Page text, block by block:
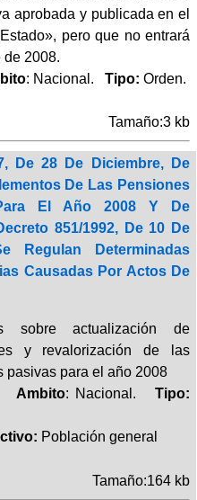
aprobada y publicada en el
pero que no entrará
de 2008.
: Nacional. Tipo: Orden.
Tamaño:3 kb
De 28 De Diciembre, De
De Las Pensiones
El Año 2008 Y De
851/1992, De 10 De
Determinadas
Causadas Por Actos De
sobre actualización de
y revalorización de las
pasivas para el año 2008
Ambito: Nacional. Tipo:
Población general
Tamaño:164 kb